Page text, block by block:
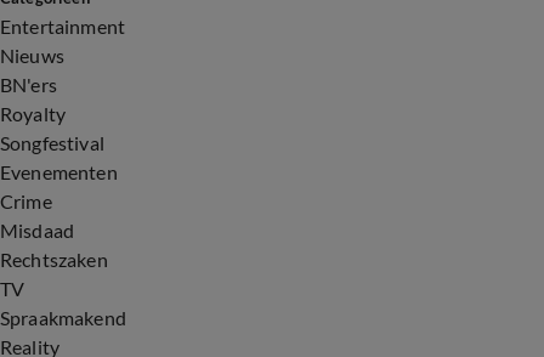
Entertainment
Nieuws
BN'ers
Royalty
Songfestival
Evenementen
Crime
Misdaad
Rechtszaken
TV
Spraakmakend
Reality